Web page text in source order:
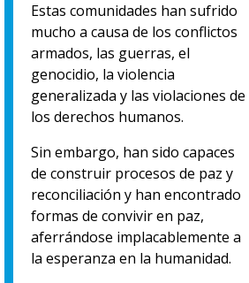
Estas comunidades han sufrido
mucho a causa de los conflictos
armados, las guerras, el
genocidio, la violencia
generalizada y las violaciones de
los derechos humanos.
Sin embargo, han sido capaces
de construir procesos de paz y
reconciliación y han encontrado
formas de convivir en paz,
aferrándose implacablemente a
la esperanza en la humanidad.